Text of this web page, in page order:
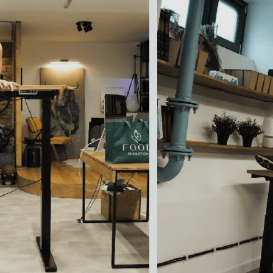
Liftor Rise
113 590 forinttól
Mutassa
100 nap a visszaküldésre. Gyártás és indítás 24 órán
belül.
Liftor Arm
monitortartó,
20 990 forinttól